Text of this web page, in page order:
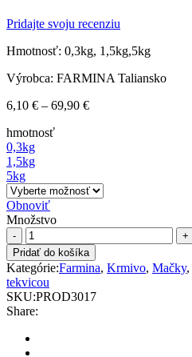
Pridajte svoju recenziu
Hmotnosť: 0,3kg, 1,5kg,5kg
Výrobca: FARMINA Taliansko
6,10 € – 69,90 €Price
hmotnosť
0,3kg
1,5kg
5kg
Obnoviť
Množstvo
N&D
cat
PUMPKIN
(GF)
adult,
quail
&
pomegranate
quantity
Pridať do košíka
Kategórie:Farmina, Krmivo, Mačky,
tekvicou
SKU:PROD3017
Share: